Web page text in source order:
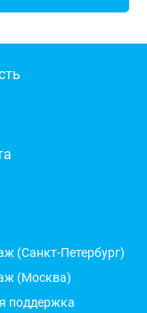
(Санкт-Петербург)
(Москва)
поддержка